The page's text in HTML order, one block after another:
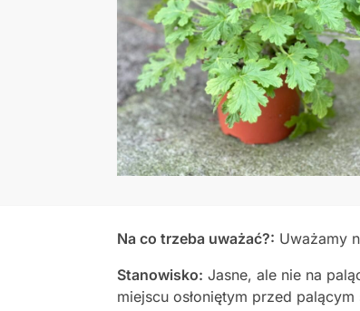
Na co trzeba uważać?: Uważamy
Stanowisko: Jasne, ale nie na
miejscu osłoniętym przed